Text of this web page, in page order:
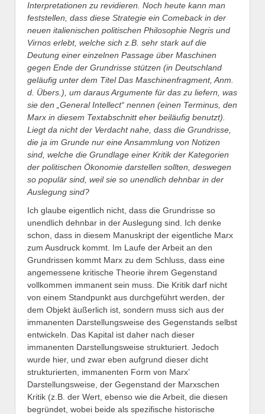
Interpretationen zu revidieren. Noch heute kann man
feststellen, dass diese Strategie ein Comeback in der
neuen italienischen politischen Philosophie Negris und
Virnos erlebt, welche sich z.B. sehr stark auf die
Deutung einer einzelnen Passage über Maschinen
gegen Ende der Grundrisse stützen (in Deutschland
geläufig unter dem Titel Das Maschinenfragment, Anm.
d. Übers.), um daraus Argumente für das zu liefern, was
sie den „General Intellect“ nennen (einen Terminus, den
Marx in diesem Textabschnitt eher beiläufig benutzt).
Liegt da nicht der Verdacht nahe, dass die Grundrisse,
die ja im Grunde nur eine Ansammlung von Notizen
sind, welche die Grundlage einer Kritik der Kategorien
der politischen Ökonomie darstellen sollten, deswegen
so populär sind, weil sie so unendlich dehnbar in der
Auslegung sind?
Ich glaube eigentlich nicht, dass die Grundrisse so
unendlich dehnbar in der Auslegung sind. Ich denke
schon, dass in diesem Manuskript der eigentliche Marx
zum Ausdruck kommt. Im Laufe der Arbeit an den
Grundrissen kommt Marx zu dem Schluss, dass eine
angemessene kritische Theorie ihrem Gegenstand
vollkommen immanent sein muss. Die Kritik darf nicht
von einem Standpunkt aus durchgeführt werden, der
dem Objekt äußerlich ist, sondern muss sich aus der
immanenten Darstellungsweise des Gegenstands selbst
entwickeln. Das Kapital ist daher nach dieser
immanenten Darstellungsweise strukturiert. Jedoch
wurde hier, und zwar eben aufgrund dieser dicht
strukturierten, immanenten Form von Marx’
Darstellungsweise, der Gegenstand der Marxschen
Kritik (z.B. der Wert, ebenso wie die Arbeit, die diesen
begründet, wobei beide als spezifische historische